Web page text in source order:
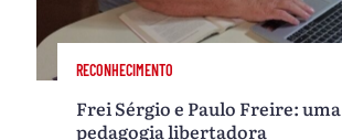
RECONHECIMENTO
Frei Sérgio e Paulo Freire: uma
pedagogia libertadora